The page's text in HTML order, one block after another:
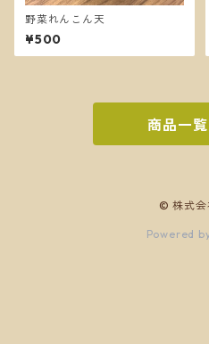
野菜れんこん天
¥500
商品一
© 株式会
Powered